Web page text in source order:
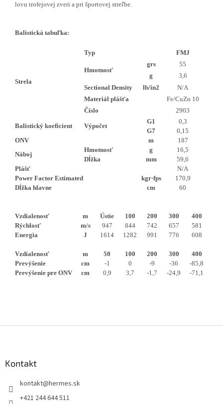
lovu trofejovej zveri a pri športovej streľbe.
Balistická tabuľka:
Strela
Typ FMJ
Hmotnosť
grs
55
g
3,6
Sectional Density
lb/in2
N/A
Materiál plášťa
Fe/CuZn 10
Číslo
2903
Balistický koeficient Výpočet
G1
0,3
G7
0,15
ONV
m
187
Náboj
Hmotnosť g
16,5
Dĺžka
mm
59,6
Plášť
N/A
Power Factor Estimated
kgr·fps
170,9
Dĺžka hlavne
cm 60
Vzdialenosť m Ústie 100 200 300
400
Rýchlosť
m/s 947 844 742 657
581
Energia
J 1614 1282 991 776 608
Vzdialenosť m 50 100 200 300
400
Prevýšenie
cm -1 0 -9 -36
-85,8
Prevýšenie pre ONV
cm 0,9 3,7 -1,7 -24,9 -71,1
Kontakt
kontakt@hermes.sk
+421 244 644 511